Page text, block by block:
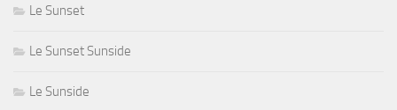
Le Sunset
Le Sunset Sunside
Le Sunside